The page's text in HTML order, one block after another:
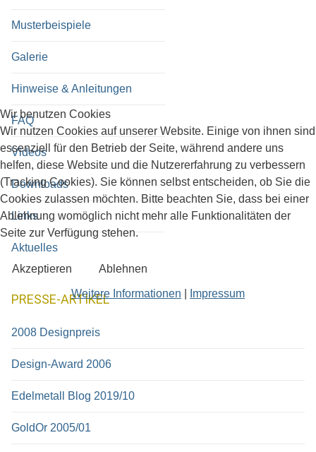
Musterbeispiele
Galerie
Hinweise & Anleitungen
FAQ
Videos
Downloads
Links
Aktuelles
PRESSE-ARTIKEL
2008 Designpreis
Design-Award 2006
Edelmetall Blog 2019/10
GoldOr 2005/01
Wir benutzen Cookies
Wir nutzen Cookies auf unserer Website. Einige von ihnen sind
essenziell für den Betrieb der Seite, während andere uns
helfen, diese Website und die Nutzererfahrung zu verbessern
(Tracking Cookies). Sie können selbst entscheiden, ob Sie die
Cookies zulassen möchten. Bitte beachten Sie, dass bei einer
Ablehnung womöglich nicht mehr alle Funktionalitäten der
Seite zur Verfügung stehen.
Akzeptieren Ablehnen
Weitere Informationen Impressum